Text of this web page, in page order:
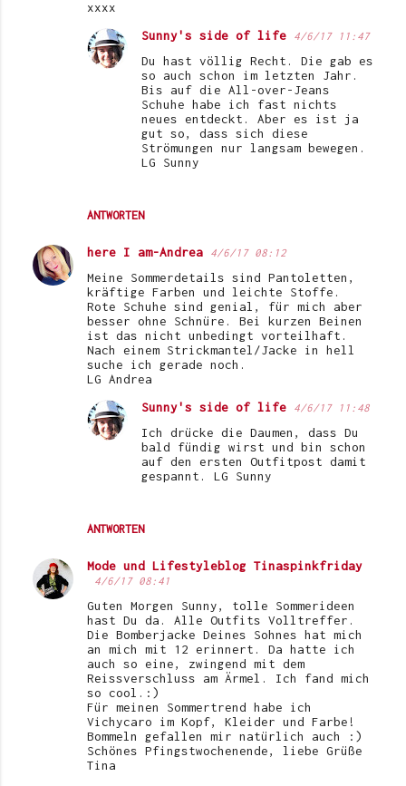
xxxx
ANTWORTEN
Sunny's side of life 4/6/17 11:47
Du hast völlig Recht. Die gab es
so auch schon im letzten Jahr.
Bis auf die All-over-Jeans
Schuhe habe ich fast nichts
neues entdeckt. Aber es ist ja
gut so, dass sich diese
Strömungen nur langsam bewegen.
LG Sunny
here I am-Andrea 4/6/17 08:12
Meine Sommerdetails sind Pantoletten,
kräftige Farben und leichte Stoffe.
Rote Schuhe sind genial, für mich aber
besser ohne Schnüre. Bei kurzen Beinen
ist das nicht unbedingt vorteilhaft.
Nach einem Strickmantel/Jacke in hell
suche ich gerade noch.
LG Andrea
ANTWORTEN
Sunny's side of life 4/6/17 11:48
Ich drücke die Daumen, dass Du
bald fündig wirst und bin schon
auf den ersten Outfitpost damit
gespannt. LG Sunny
Mode und Lifestyleblog Tinaspinkfriday
4/6/17 08:41
Guten Morgen Sunny, tolle Sommerideen
hast Du da. Alle Outfits Volltreffer.
Die Bomberjacke Deines Sohnes hat mich
an mich mit 12 erinnert. Da hatte ich
auch so eine, zwingend mit dem
Reissverschluss am Ärmel. Ich fand mich
so cool.:)
Für meinen Sommertrend habe ich
Vichycaro im Kopf, Kleider und Farbe!
Bommeln gefallen mir natürlich auch :)
Schönes Pfingstwochenende, liebe Grüße
Tina